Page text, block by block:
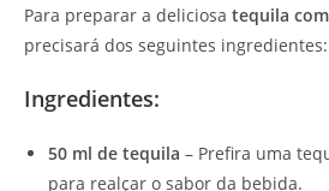
Para preparar a deliciosa tequila
precisará dos seguintes ingredientes:
Ingredientes:
50 ml de tequila – Prefira uma
para realçar o sabor da bebida.